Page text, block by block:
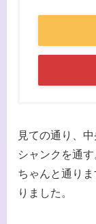
見ての通り、
シャンクを通す
ちゃんと通り
りました。